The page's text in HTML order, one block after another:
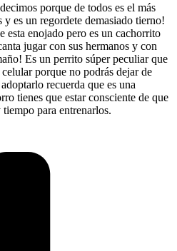
porque de todos es el más
es un regordete demasiado tierno!
esta enojado pero es un cachorrito
jugar con sus hermanos y con
Es un perrito súper peculiar que
porque no podrás dejar de
recuerda que es una
tienes que estar consciente de que
para entrenarlos.